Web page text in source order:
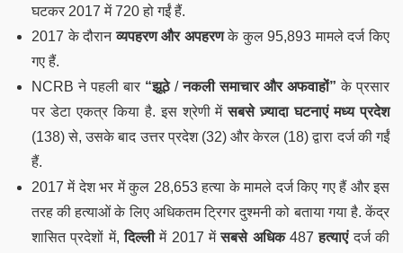
घटकर 2017 में 720 हो गईं हैं.
2017 के दौरानव्यपहरण और अपहरणके कुल 95,893 मामले दर्ज किए
गए हैं.
NCRB ने पहली बार “झूठे/नकली समाचार और अफवाहों”के प्रसार
पर डेटा एकत्र किया है. इस श्रेणी मेंसबसे ज़्यादा घटनाएं मध्य प्रदेश
(138) से, उसके बाद उत्तर प्रदेश (32) और केरल (18) द्वारा दर्ज की गईं
हैं.
2017 में देश भर में कुल 28,653 हत्या के मामले दर्ज किए गए हैं और इस
तरह की हत्याओं के लिए अधिकतम ट्रिगर दुश्मनी को बताया गया है. केंद्र
शासित प्रदेशों में,दिल्लीमें 2017 मेंसबसे अधिक487हत्याएंदर्ज की